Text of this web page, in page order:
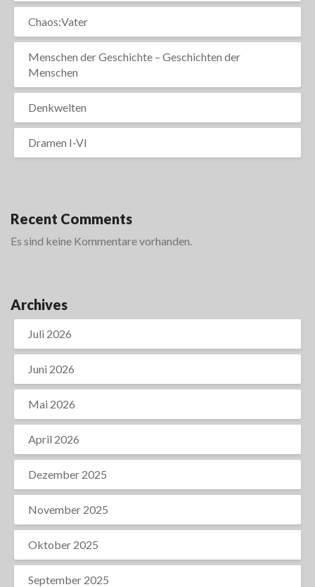
Chaos:Vater
Menschen der Geschichte – Geschichten der
Menschen
Denkwelten
Dramen I-VI
Recent Comments
Es sind keine Kommentare vorhanden.
Archives
Juli 2026
Juni 2026
Mai 2026
April 2026
Dezember 2025
November 2025
Oktober 2025
September 2025